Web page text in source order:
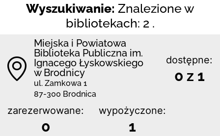
Wyszukiwanie: Znalezione w
bibliotekach: 2 .
Miejska i Powiatowa
Biblioteka Publiczna im.
Ignacego Łyskowskiego
w Brodnicy
ul. Zamkowa 1
87-300 Brodnica
dostępne:
0 z 1
zarezerwowane:
0
wypożyczone:
1